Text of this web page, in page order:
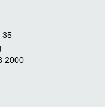
35
2000